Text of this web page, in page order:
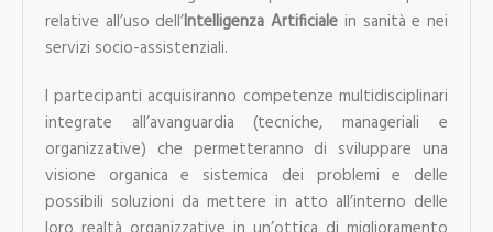
relative all’uso dell’Intelligenza Artificiale in sanità e nei
servizi socio-assistenziali.
I partecipanti acquisiranno competenze multidi­sciplinari
integrate all’avanguardia (tecniche, manageriali e
organizzative) che permetteranno di sviluppare una
visione organica e sistemica dei problemi e delle
possibili soluzioni da mettere in atto all’interno delle